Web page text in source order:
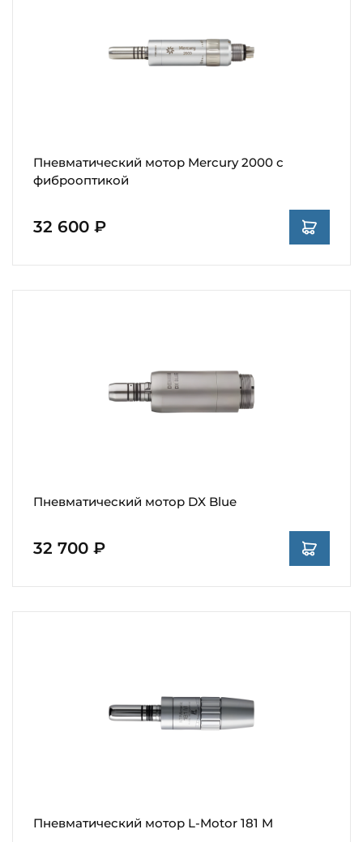
Пневматический мотор Mercury 2000 с
фиброоптикой
32 600 ₽
Пневматический мотор DX Blue
32 700 ₽
Пневматический мотор L-Motor 181 M